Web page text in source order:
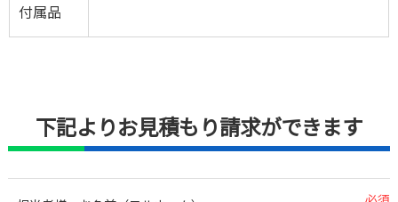
付属品
下記よりお見積もり請求ができます